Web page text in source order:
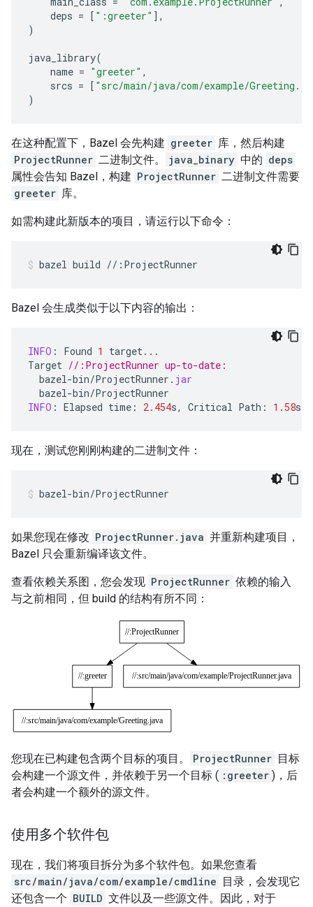
deps = [ ":greeter" ],
)
java_library(
name = "greeter" ,
srcs = [ "src/main/java/com/example/
)
在这种配置下，Bazel 会先构建 greeter 库，然后构建
ProjectRunner 二进制文件。 java_binary 中的 deps
属性会告知 Bazel，构建 ProjectRunner 二进制文件需要
greeter 库。
如需构建此新版本的项目，请运行以下命令：
bazel build //:ProjectRunner
Bazel 会生成类似于以下内容的输出：
INFO : Found 1 target...
Target //:ProjectRunner up-to-date:
bazel-bin/ProjectRunner . jar
bazel-bin/ProjectRunner
INFO : Elapsed time : 2.454s, Critical Path : 1.58s
现在，测试您刚刚构建的二进制文件：
bazel-bin/ProjectRunner
如果您现在修改 ProjectRunner.java 并重新构建项目，
Bazel 只会重新编译该文件。
查看依赖关系图，您会发现 ProjectRunner 依赖的输入
与之前相同，但 build 的结构有所不同：
您现在已构建包含两个目标的项目。 ProjectRunner 目标
会构建一个源文件，并依赖于另一个目标 ( :greeter )，后
者会构建一个额外的源文件。
使用多个软件包
现在，我们将项目拆分为多个软件包。如果您查看
src/main/java/com/example/cmdline 目录，会发现它
还包含一个 BUILD 文件以及一些源文件。因此，对于